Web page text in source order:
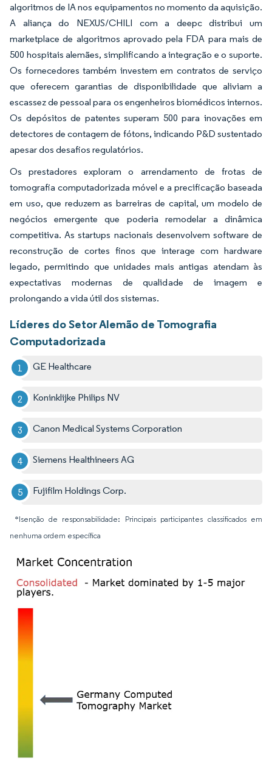
algoritmos de IA nos equipamentos no momento da aquisição.
A aliança do NEXUS/CHILI com a deepc distribui um
marketplace de algoritmos aprovado pela FDA para mais de
500 hospitais alemães, simplificando a integração e o suporte.
Os fornecedores também investem em contratos de serviço
que oferecem garantias de disponibilidade que aliviam a
escassez de pessoal para os engenheiros biomédicos internos.
Os depósitos de patentes superam 500 para inovações em
detectores de contagem de fótons, indicando P&D sustentado
apesar dos desafios regulatórios.
Os prestadores exploram o arrendamento de frotas de
tomografia computadorizada móvel e a precificação baseada
em uso, que reduzem as barreiras de capital, um modelo de
negócios emergente que poderia remodelar a dinâmica
competitiva. As startups nacionais desenvolvem software de
reconstrução de cortes finos que interage com hardware
legado, permitindo que unidades mais antigas atendam às
expectativas modernas de qualidade de imagem e
prolongando a vida útil dos sistemas.
Líderes do Setor Alemão de Tomografia
Computadorizada
GE Healthcare
Koninklijke Philips NV
Canon Medical Systems Corporation
Siemens Healthineers AG
Fujifilm Holdings Corp.
*Isenção de responsabilidade: Principais participantes classificados em
nenhuma ordem específica